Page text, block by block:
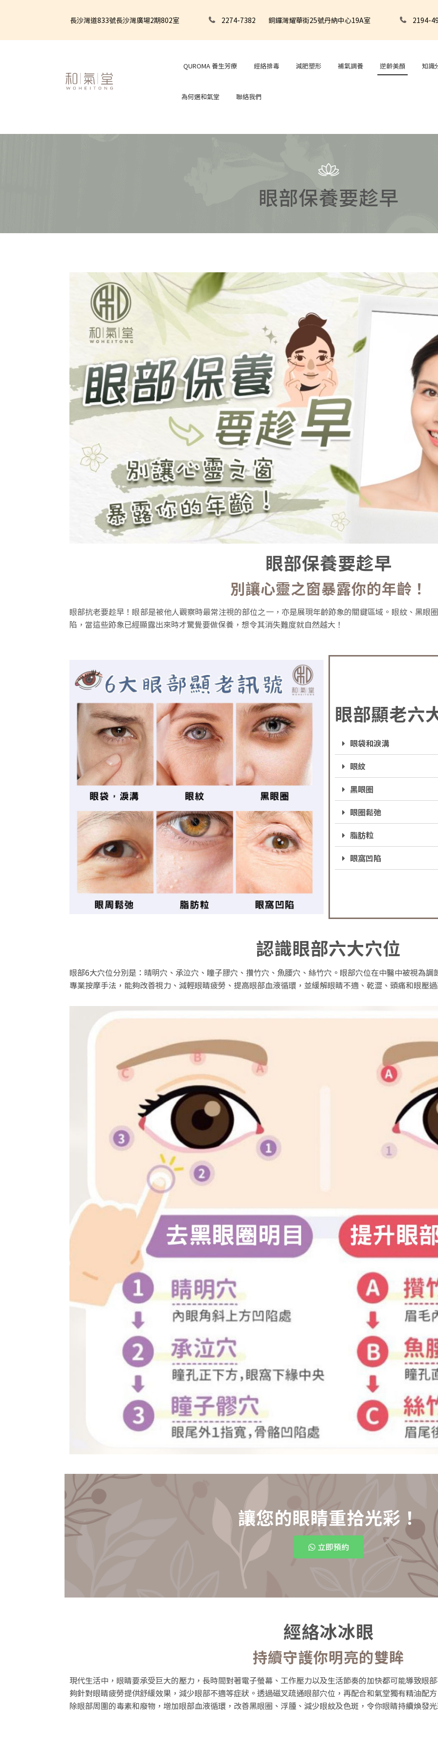
長沙灣道833號長沙灣廣場2期802室 2274-7382 銅鑼灣耀華街25號丹納中心19A室 2194-
QUROMA 養生芳療 經絡排毒 減肥塑形 補氣調養 逆齡美顏 知識
為何選和氣堂 聯絡我們
眼部保養要趁早
眼部保養要趁早
別讓心靈之窗暴露你的年齡！
眼部抗老要趁早！眼部是被他人觀察時最常注視的部位之一，亦是展現年齡跡象的關鍵區域。眼紋、黑眼
陷，當這些跡象已經顯露出來時才驚覺要做保養，想令其消失難度就自然越大！
眼部顯老六
眼袋和淚溝
眼紋
黑眼圈
眼圈鬆弛
脂肪粒
眼窩凹陷
認識眼部六大穴位
眼部6大穴位分別是： 晴明穴 、 承泣穴 、 瞳子膠穴 、 攢竹穴 、 魚腰穴 、 絲竹穴 。眼部穴位在中醫中被視為
專業按摩手法，能夠改善視力、減輕眼睛疲勞、提高眼部血液循環，並緩解眼睛不適、乾澀、頭痛和眼壓
讓您的眼睛重拾光彩！
立即預約
經絡冰冰眼
持續守護你明亮的雙眸
現代生活中，眼睛要承受巨大的壓力，長時間對著電子螢幕、工作壓力以及生活節奏的加快都可能導致眼
夠針對眼睛疲勞提供舒緩效果，減少眼部不適等症狀。透過磁叉疏通眼部穴位，再配合和氣堂獨有精油配
除眼部周圍的毒素和廢物，增加眼部血液循環，改善黑眼圈、浮腫、減少眼紋及色斑，令你眼睛持續煥發